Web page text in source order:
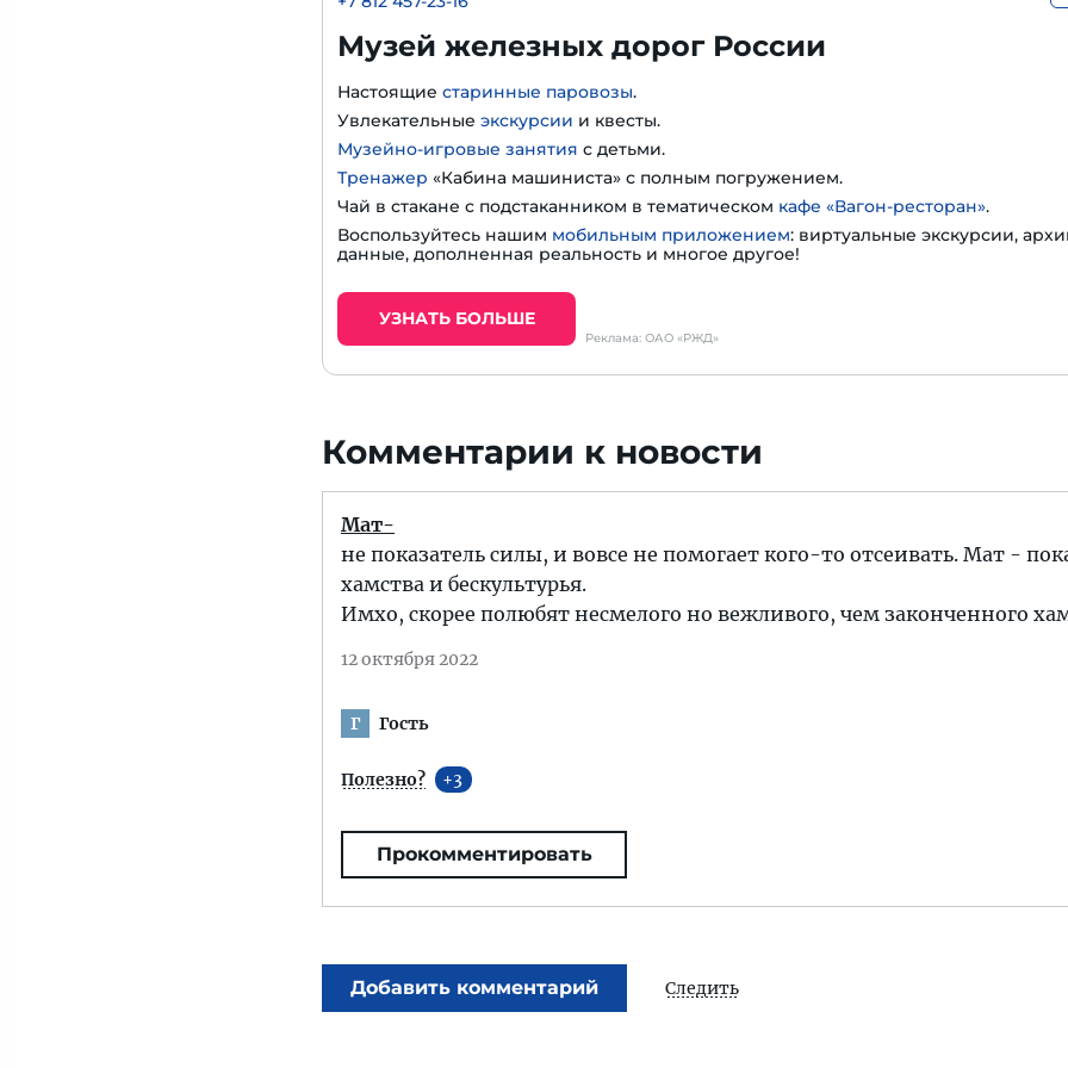
Музей железных дорог России
Настоящие старинные паровозы.
Увлекательные экскурсии и квесты.
Музейно-игровые занятия с детьми.
Тренажер «Кабина машиниста» с полным погружением.
Чай в стакане с подстаканником в тематическом кафе «Вагон-ресторан».
Воспользуйтесь нашим мобильным приложением: виртуальные экскурсии,
данные, дополненная реальность и многое другое!
УЗНАТЬ БОЛЬШЕ
Реклама: ОАО «РЖД»
Комментарии к новости
Мат-
не показатель силы, и вовсе не помогает кого-то отсеивать. Мат -
хамства и бескультурья.
Имхо, скорее полюбят несмелого но вежливого, чем законченного
12 октября 2022
Г Гость
Полезно? 3
Прокомментировать
Добавить комментарий Следить